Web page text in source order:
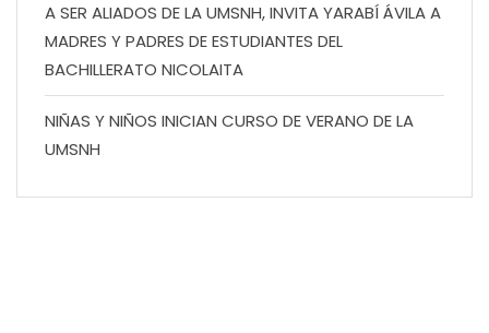
A SER ALIADOS DE LA UMSNH, INVITA YARABÍ ÁVILA A
MADRES Y PADRES DE ESTUDIANTES DEL
BACHILLERATO NICOLAITA
NIÑAS Y NIÑOS INICIAN CURSO DE VERANO DE LA
UMSNH